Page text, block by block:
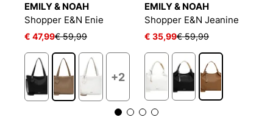
EMILY & NOAH
Shopper E&N Enie
€ 47,99€ 59,99
+2
EMILY & NOAH
Shopper E&N Jeanine
€ 35,99€ 59,99